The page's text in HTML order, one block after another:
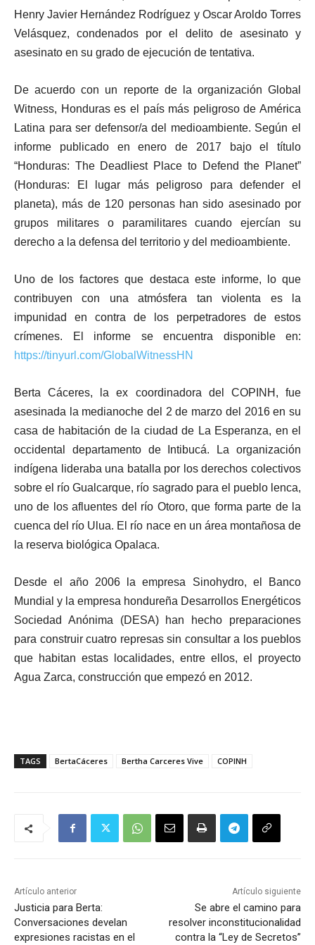
Henry Javier Hernández Rodríguez y Oscar Aroldo Torres
Velásquez, condenados por el delito de asesinato y
asesinato en su grado de ejecución de tentativa.
De acuerdo con un reporte de la organización Global
Witness, Honduras es el país más peligroso de América
Latina para ser defensor/a del medioambiente. Según el
informe publicado en enero de 2017 bajo el título
“Honduras: The Deadliest Place to Defend the Planet”
(Honduras: El lugar más peligroso para defender el
planeta), más de 120 personas han sido asesinado por
grupos militares o paramilitares cuando ejercían su
derecho a la defensa del territorio y del medioambiente.
Uno de los factores que destaca este informe, lo que
contribuyen con una atmósfera tan violenta es la
impunidad en contra de los perpetradores de estos
crímenes. El informe se encuentra disponible en:
https://tinyurl.com/GlobalWitnessHN
Berta Cáceres, la ex coordinadora del COPINH, fue
asesinada la medianoche del 2 de marzo del 2016 en su
casa de habitación de la ciudad de La Esperanza, en el
occidental departamento de Intibucá. La organización
indígena lideraba una batalla por los derechos colectivos
sobre el río Gualcarque, río sagrado para el pueblo lenca,
uno de los afluentes del río Otoro, que forma parte de la
cuenca del río Ulua. El río nace en un área montañosa de
la reserva biológica Opalaca.
Desde el año 2006 la empresa Sinohydro, el Banco
Mundial y la empresa hondureña Desarrollos Energéticos
Sociedad Anónima (DESA) han hecho preparaciones
para construir cuatro represas sin consultar a los pueblos
que habitan estas localidades, entre ellos, el proyecto
Agua Zarca, construcción que empezó en 2012.
TAGS BertaCáceres Bertha Carceres Vive COPINH
Artículo anterior
Justicia para Berta:
Conversaciones develan
expresiones racistas en el
Artículo siguiente
Se abre el camino para
resolver inconstitucionalidad
contra la “Ley de Secretos”